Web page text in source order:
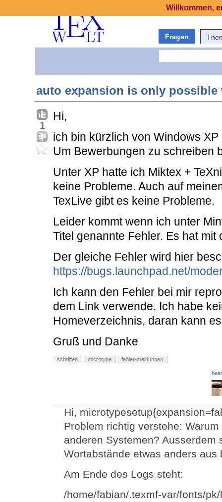
Fragen
auto expansion is only possible
1
Hi,
ich bin kürzlich von Windows
Um Bewerbungen zu schreiben
Unter XP hatte ich Miktex +
keine Probleme. Auch auf
TexLive gibt es keine Probleme.
Leider kommt wenn ich unter
Titel genannte Fehler. Es hat
Der gleiche Fehler wird hier
https://bugs.launchpad.net/
Ich kann den Fehler bei mir
dem Link verwende. Ich habe
Homeverzeichnis, daran kann
Gruß und Danke
schriften microtype fehler-meldungen
Hi,
Problem richtig verstehe:
anderen Systemen? Ausserdem
Wortabstände etwas anders
Am Ende des Logs steht:
/home/fabian/.texmf-var/fonts/
Willkommen,